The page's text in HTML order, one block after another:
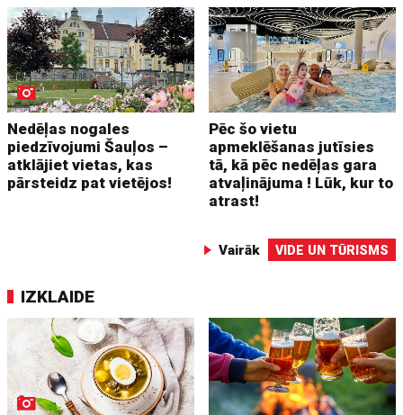
Nedēļas nogales
piedzīvojumi Šauļos –
atklājiet vietas, kas
pārsteidz pat vietējos!
Pēc šo vietu
apmeklēšanas jutīsies
tā, kā pēc nedēļas gara
atvaļinājuma ! Lūk, kur to
atrast!
Vairāk VIDE UN TŪRISMS
IZKLAIDE